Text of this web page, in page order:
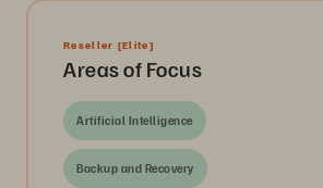
Reseller [Elite]
Areas of Focus
Artificial Intelligence
Backup and Recovery